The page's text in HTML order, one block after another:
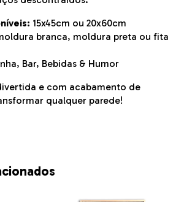
15x45cm ou 20x60cm
branca, moldura preta ou fita
Bar, Bebidas & Humor
e com acabamento de
qualquer parede!